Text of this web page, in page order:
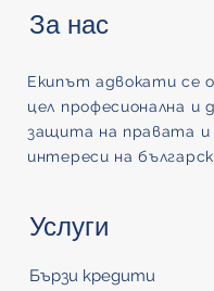
За нас
Екипът адвокати се
цел професионална и
защита на правата и
интереси на
Услуги
Бързи кредити